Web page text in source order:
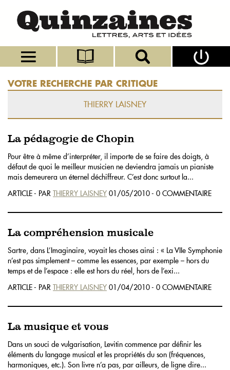
VOTRE RECHERCHE PAR CRITIQUE
THIERRY LAISNEY
La pédagogie de Chopin
Pour être à même d’interpréter, il importe de se faire des doigts, à
défaut de quoi le meilleur musicien ne deviendra jamais un pianiste
mais demeurera un éternel déchiffreur. C’est donc surtout la...
ARTICLE - PAR THIERRY LAISNEY 01/05/2010 - 0 COMMENTAIRE
La compréhension musicale
Sartre, dans L’Imaginaire, voyait les choses ainsi : « La VIIe Symphonie
n’est pas simplement – comme les essences, par exemple – hors du
temps et de l’espace : elle est hors du réel, hors de l’exi...
ARTICLE - PAR THIERRY LAISNEY 01/04/2010 - 0 COMMENTAIRE
La musique et vous
Dans un souci de vulgarisation, Levitin commence par définir les
éléments du langage musical et les propriétés du son (fréquences,
harmoniques, etc.). Son livre n’a pas, par ailleurs, de ligne dire...